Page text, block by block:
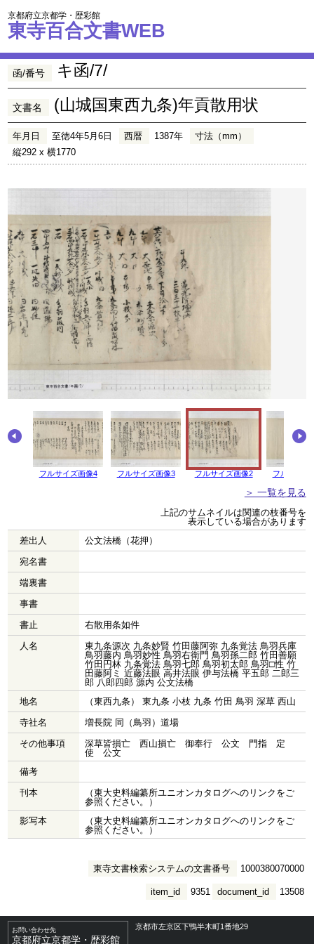
京都府立京都学・歴彩館
東寺百合文書WEB
函/番号 キ函/7/
文書名 (山城国東西九条)年貢散用状
年月日 至徳4年5月6日 西暦 1387年
寸法（mm）
縦292 x 横1770
フルサイズ画像4 フルサイズ画像3 フルサイズ画像2 フルサイズ
＞ 一覧を見る
上記のサムネイルは関連の枝番号を
表示している場合があります
差出人
公文法橋（花押）
宛名書
端裏書
事書
書止
右散用条如件
人名
東九条源次 九条妙賢 竹田藤阿弥 九条覚法 鳥羽兵庫
鳥羽藤内 鳥羽妙性 鳥羽右衛門 鳥羽孫二郎 竹田善願
竹田円林 九条覚法 鳥羽七郎 鳥羽初太郎 鳥羽□性 竹
田藤阿ミ 近藤法眼 高井法眼 伊与法橋 平五郎 二郎三
郎 八郎四郎 源内 公文法橋
地名
（東西九条） 東九条 小枝 九条 竹田 鳥羽 深草 西山
寺社名
増長院 同（鳥羽）道場
その他事項
深草皆損亡 西山損亡 御奉行 公文 門指 定
使 公文
備考
刊本
（東大史料編纂所ユニオンカタログへのリンクをご
参照ください。）
影写本
（東大史料編纂所ユニオンカタログへのリンクをご
参照ください。）
東寺文書検索システムの文書番号 1000380070000
document_id 13508
item_id 9351
お問い合わせ先
京都府立京都学・歴彩館
京都市左京区下鴨半木町1番地29